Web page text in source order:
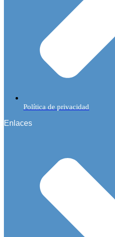
Política de privacidad
Enlaces